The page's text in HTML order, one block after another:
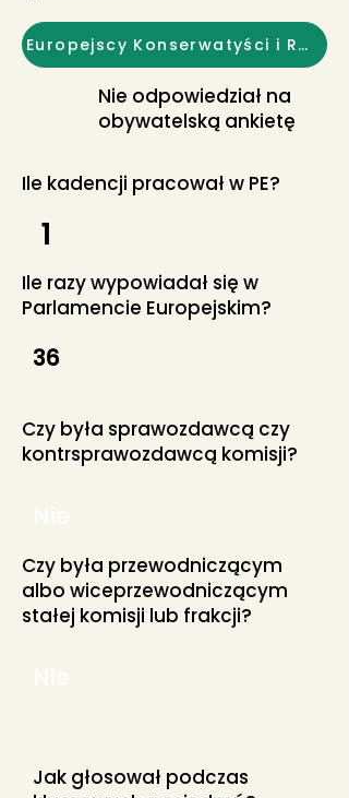
Europejscy Konserwatyści i Reformatorzy
Nie odpowiedział na
obywatelską ankietę
Ile kadencji pracował w PE?
1
Ile razy wypowiadał się w
Parlamencie Europejskim?
36
Czy była sprawozdawcą czy
kontrsprawozdawcą komisji?
Czy była przewodniczącym
albo wiceprzewodniczącym
stałej komisji lub frakcji?
Jak głosował podczas